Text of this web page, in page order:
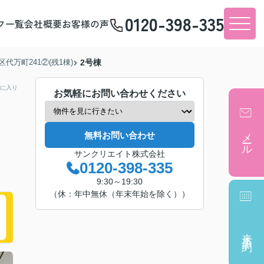
一覧会社概要お客様の声 0120-398-335
代万町241②(残1棟) 2号棟
入り
お気軽にお問い合わせください
無料お問い合わせ
サンクリエイト株式会社
0120-398-335
9:30～19:30
（休：年中無休（年末年始を除く））
メール